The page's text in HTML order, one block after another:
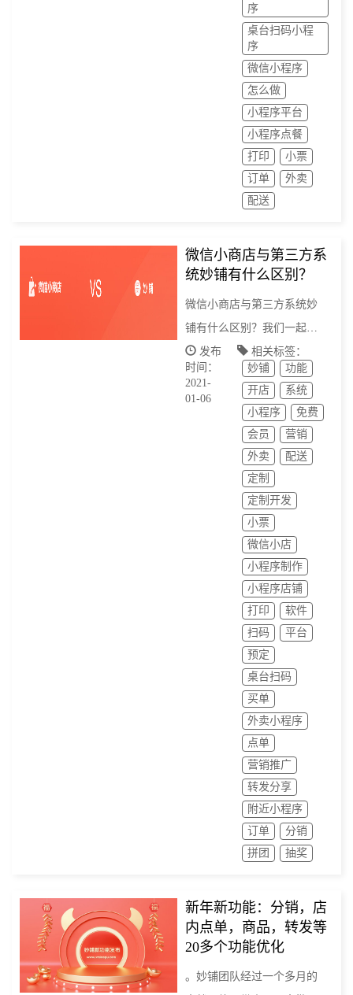
能对餐厅进行流程化管理，
还有各种营销工具、餐厅数
序
桌台扫码小程
序
微信小程序
怎么做
小程序平台
小程序点餐
打印
小票
订单
外卖
配送
微信小商店与第三方系
统妙铺有什么区别？
微信小商店与第三方系统妙
铺有什么区别？我们一起从
十一点来深入分析
发布
时间：
2021-
01-06
相关标签：
妙铺
功能
开店
系统
小程序
免费
会员
营销
外卖
配送
定制
定制开发
小票
微信小店
小程序制作
小程序店铺
打印
软件
扫码
平台
预定
桌台扫码
买单
外卖小程序
点单
营销推广
转发分享
附近小程序
订单
分销
拼团
抽奖
新年新功能：分销，店
内点单，商品，转发等
20多个功能优化
。妙铺团队经过一个多月的